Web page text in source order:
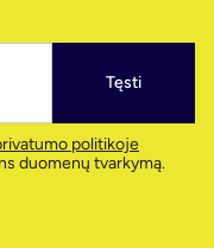
Tęsti
politikoje
duomenų tvarkymą.